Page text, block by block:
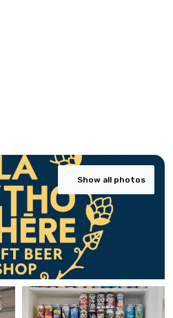
Show all photos